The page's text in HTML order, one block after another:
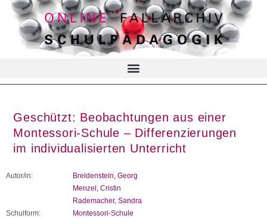
Geschützt: Beobachtungen aus einer
Montessori-Schule – Differenzierungen
im individualisierten Unterricht
Autor/in:
Breidenstein, Georg
Menzel, Cristin
Rademacher, Sandra
Schulform:
Montessori-Schule